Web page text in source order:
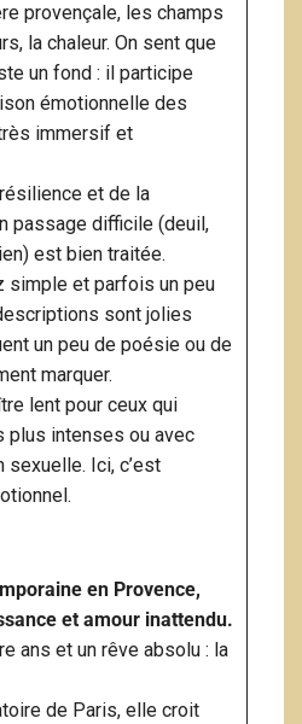
provençale, les champs
la chaleur. On sent que
un fond : il participe
émotionnelle des
immersif et
et de la
passage difficile (deuil,
est bien traitée.
simple et parfois un peu
sont jolies
un peu de poésie ou de
marquer.
lent pour ceux qui
plus intenses ou avec
sexuelle. Ici, c’est
en Provence,
et amour inattendu.
ans et un rêve absolu : la
de Paris, elle croit